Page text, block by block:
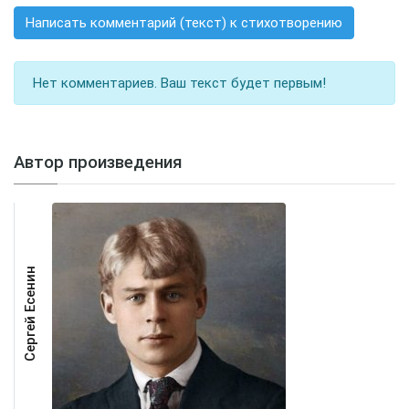
Написать комментарий (текст) к стихотворению
Нет комментариев. Ваш текст будет первым!
Автор произведения
Сергей Есенин